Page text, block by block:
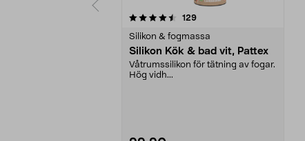
129recensioner
Silikon & fogmassa
Silikon Kök & bad vit, Pattex
Våtrumssilikon för tätning av fogar.
Hög vidh...
4.5 av 5 stjärnor